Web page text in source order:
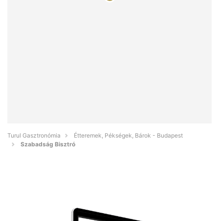
Turul Gasztronómia
Étteremek, Pékségek, Bárok - Budapest
Szabadság Bisztró